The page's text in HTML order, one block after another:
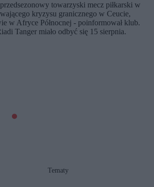
przedsezonowy towarzyski mecz piłkarski w
kryzysu granicznego w Ceucie,
w Afryce Północnej - poinformował klub.
Tanger miało odbyć się 15 sierpnia.
Tematy